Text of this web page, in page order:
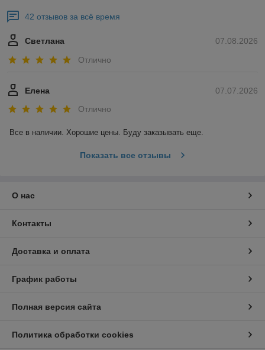
42 отзывов за всё время
07.08.2026
Светлана
Отлично
07.07.2026
Елена
Отлично
Все в наличии. Хорошие цены. Буду заказывать еще.
Показать все отзывы
О нас
Контакты
Доставка и оплата
График работы
Полная версия сайта
Политика обработки cookies